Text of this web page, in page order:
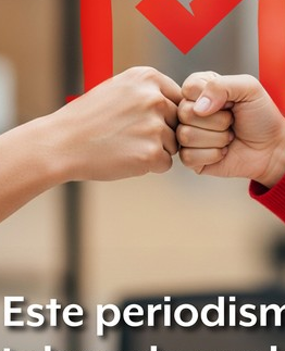
de carrera nunca vio
existiera el tribunal”, agregó.
, de 34 años,obtuvo
, pero le falta un paso
de la lista.
2011, cuando llamó la
vez de conducir en estado
esposa estadounidense
segundo hijo en agosto.